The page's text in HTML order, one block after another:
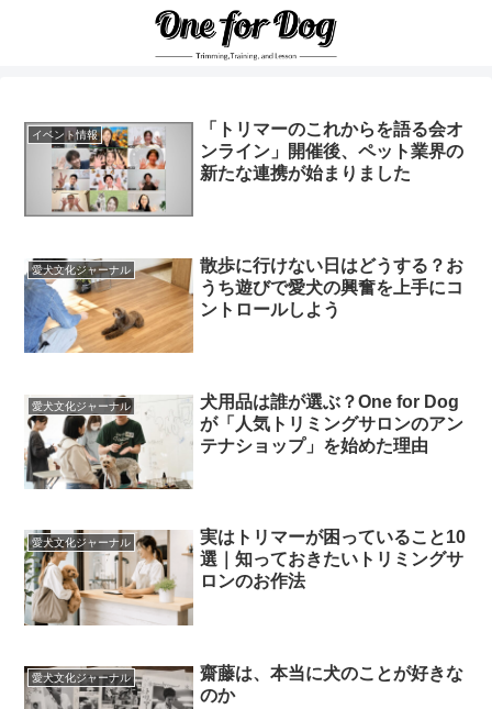
イベント情報
「トリマーのこれからを語る会オ
ンライン」開催後、ペット業界の
新たな連携が始まりました
愛犬文化ジャーナル
散歩に行けない日はどうする？お
うち遊びで愛犬の興奮を上手にコ
ントロールしよう
愛犬文化ジャーナル
犬用品は誰が選ぶ？One for Dog
が「人気トリミングサロンのアン
テナショップ」を始めた理由
愛犬文化ジャーナル
実はトリマーが困っていること10
選｜知っておきたいトリミングサ
ロンのお作法
愛犬文化ジャーナル
齋藤は、本当に犬のことが好きな
のか